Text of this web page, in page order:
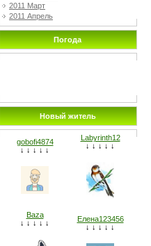
2011 Март
2011 Апрель
Погода
Новый житель
gobofi4874
↓ ↓ ↓ ↓ ↓
Labyrinth12
↓ ↓ ↓ ↓ ↓
Baza
↓ ↓ ↓ ↓ ↓
Елена123456
↓ ↓ ↓ ↓ ↓